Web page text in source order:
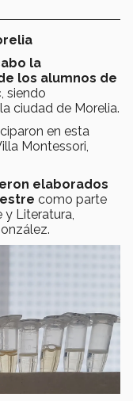
la
los alumnos de
, siendo
ciudad de Morelia.
en esta
Montessori,
elaborados
como parte
Literatura,